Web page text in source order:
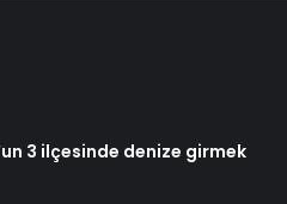
3 ilçesinde denize girmek